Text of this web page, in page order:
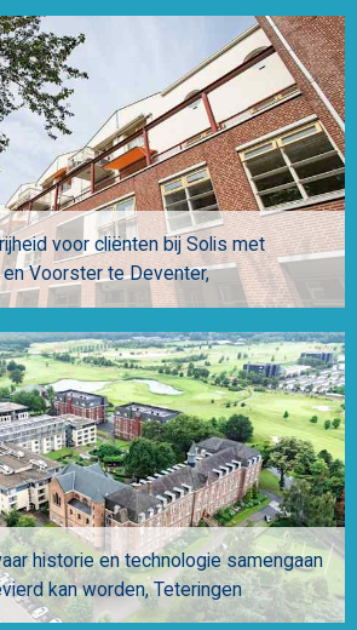
voor cliënten bij Solis met
Voorster te Deventer,
historie en technologie samengaan
kan worden Teteringen